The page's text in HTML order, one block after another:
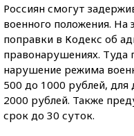
Россиян смогут
военного положения. На
поправки в Кодекс об
правонарушениях. Туда
нарушение режима
500 до 1000 рублей,
2000 рублей. Также
срок до 30 суток.